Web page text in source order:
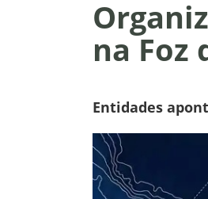
na Foz
Entidades